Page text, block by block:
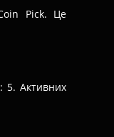
Pick. Це
5. Активних